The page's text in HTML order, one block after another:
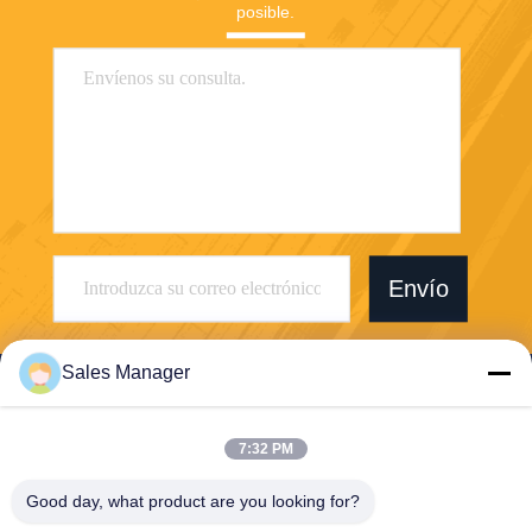
posible.
Envío
Co., Ltd
Sales Manager
7:32 PM
Good day, what product are you looking for?